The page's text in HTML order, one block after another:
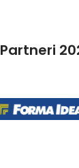
Partneri